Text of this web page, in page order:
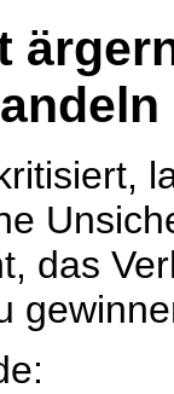
das